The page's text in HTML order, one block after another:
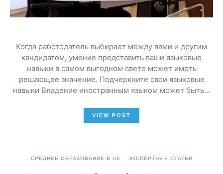
Когда работодатель выбирает между вами и другим
кандидатом, умение представить ваши языковые
навыки в самом выгодном свете может иметь
решающее значение. Подчеркните свои языковые
навыки Владение иностранным языком может быть…
VIEW POST
СРЕДНЕЕ ОБРАЗОВАНИЕ В UK ЭКСПЕРТНЫЕ СТАТЬИ